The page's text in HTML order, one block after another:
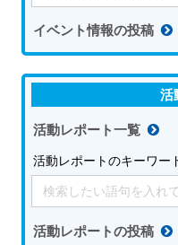
イベント情報の投稿
活
活動レポート一覧
活動レポートのキーワー
Search
for:
活動レポートの投稿